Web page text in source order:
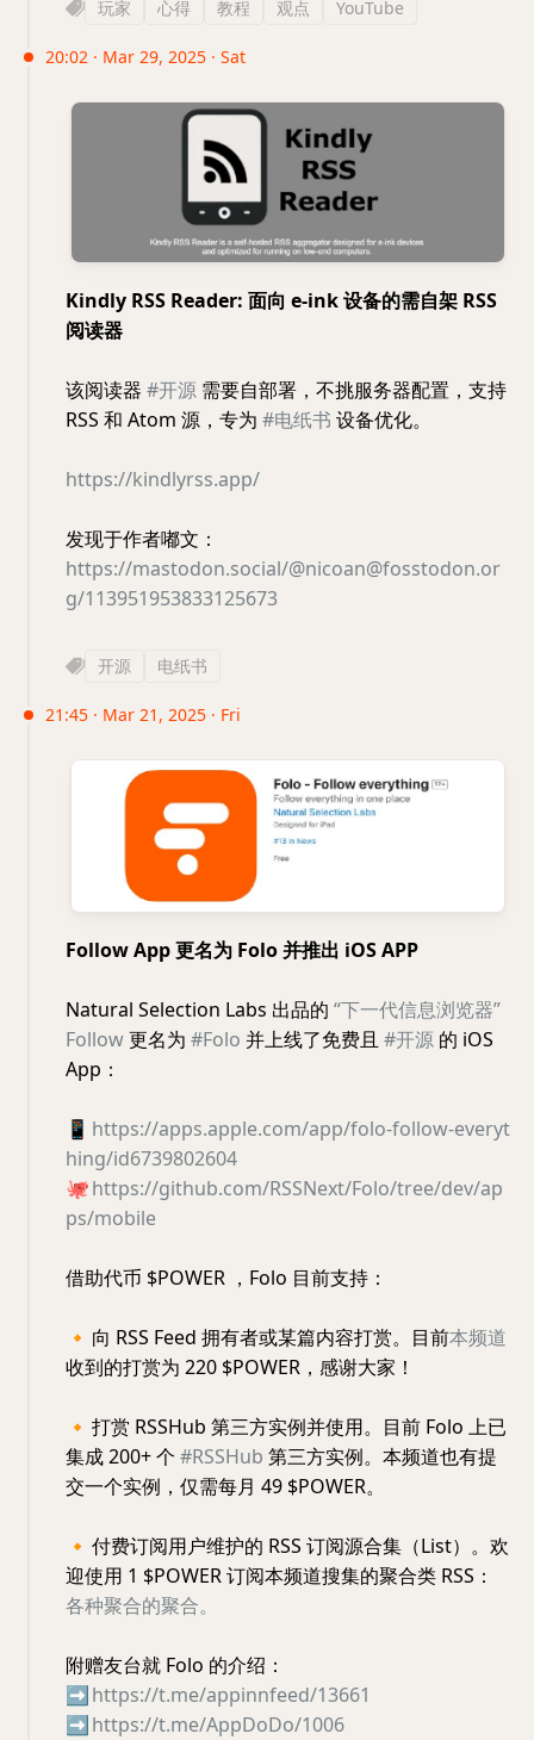
玩家 心得 教程 观点 YouTube
20:02 · Mar 29, 2025 · Sat
Kindly RSS Reader: 面向 e-ink 设备的需自架 RSS
阅读器
该阅读器 #开源 需要自部署，不挑服务器配置，支持
RSS 和 Atom 源，专为 #电纸书 设备优化。
https://kindlyrss.app/
发现于作者嘟文：
https://mastodon.social/@nicoan@fosstodon.or
g/113951953833125673
开源 电纸书
21:45 · Mar 21, 2025 · Fri
Follow App 更名为 Folo 并推出 iOS APP
Natural Selection Labs 出品的 “下一代信息浏览器”
Follow更名为 #Folo 并上线了免费且 #开源 的 iOS
App：
📱 https://apps.apple.com/app/folo-follow-everyt
hing/id6739802604
🐙https://github.com/RSSNext/Folo/tree/dev/ap
ps/mobile
借助代币 $POWER ，Folo 目前支持：
🔸 向 RSS Feed 拥有者或某篇内容打赏。目前本频道
收到的打赏为 220 $POWER，感谢大家！
🔸 打赏 RSSHub 第三方实例并使用。目前 Folo 上已
集成 200+ 个 #RSSHub 第三方实例。本频道也有提
交一个实例，仅需每月 49 $POWER。
🔸 付费订阅用户维护的 RSS 订阅源合集（List）。欢
迎使用 1 $POWER 订阅本频道搜集的聚合类 RSS：
各种聚合的聚合。
附赠友台就 Folo 的介绍：
➡️https://t.me/appinnfeed/13661
➡️https://t.me/AppDoDo/1006